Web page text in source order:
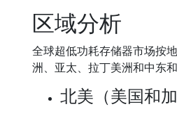
区域分析
全球超低功耗存储器市场按
洲、亚太、拉丁美洲和中东和
北美（美国和加